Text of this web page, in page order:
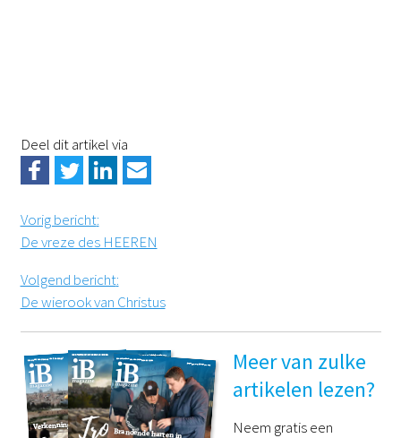
Deel dit artikel via
Vorig bericht:
De vreze des HEEREN
Volgend bericht:
De wierook van Christus
Meer van zulke
artikelen lezen?
Neem gratis een